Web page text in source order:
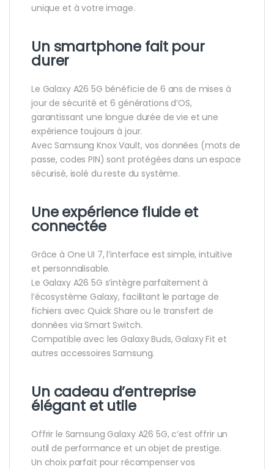
unique et à votre image.
Un smartphone fait pour
durer
Le Galaxy A26 5G bénéficie de 6 ans de mises à
jour de sécurité et 6 générations d’OS,
garantissant une longue durée de vie et une
expérience toujours à jour.
Avec Samsung Knox Vault, vos données (mots de
passe, codes PIN) sont protégées dans un espace
sécurisé, isolé du reste du système.
Une expérience fluide et
connectée
Grâce à One UI 7, l’interface est simple, intuitive
et personnalisable.
Le Galaxy A26 5G s’intègre parfaitement à
l’écosystème Galaxy, facilitant le partage de
fichiers avec Quick Share ou le transfert de
données via Smart Switch.
Compatible avec les Galaxy Buds, Galaxy Fit et
autres accessoires Samsung.
Un cadeau d’entreprise
élégant et utile
Offrir le Samsung Galaxy A26 5G, c’est offrir un
outil de performance et un objet de prestige.
Un choix parfait pour récompenser vos